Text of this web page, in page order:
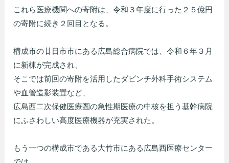
これら医療機関への寄附は、令和３年度に行った２５億円
の寄附に続き２回目となる。
構成市の廿日市市にある広島総合病院では、令和６年３月
に新棟が完成され、
そこでは前回の寄附を活用したダビンチ外科手術システム
や血管造影装置など、
広島西二次保健医療圏の急性期医療の中核を担う基幹病院
にふさわしい高度医療機器が充実された。
もう一つの構成市である大竹市にある広島西医療センター